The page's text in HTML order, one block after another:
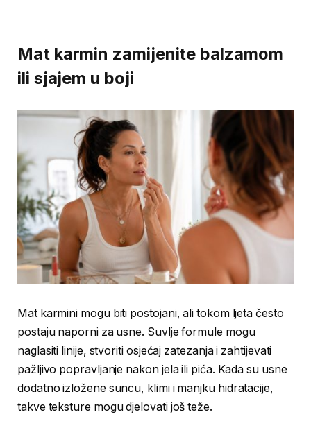
Mat karmin zamijenite balzamom
ili sjajem u boji
Mat karmini mogu biti postojani, ali tokom ljeta često
postaju naporni za usne. Suvlje formule mogu
naglasiti linije, stvoriti osjećaj zatezanja i zahtijevati
pažljivo popravljanje nakon jela ili pića. Kada su usne
dodatno izložene suncu, klimi i manjku hidratacije,
takve teksture mogu djelovati još teže.